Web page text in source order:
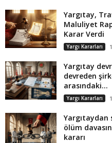
Yargıtay,
Maluliyet
Karar Verdi
Yargı Kararları
Yargıtay
devreden
arasındaki...
Yargı Kararları
Yargıtaydan
ölüm
kararı